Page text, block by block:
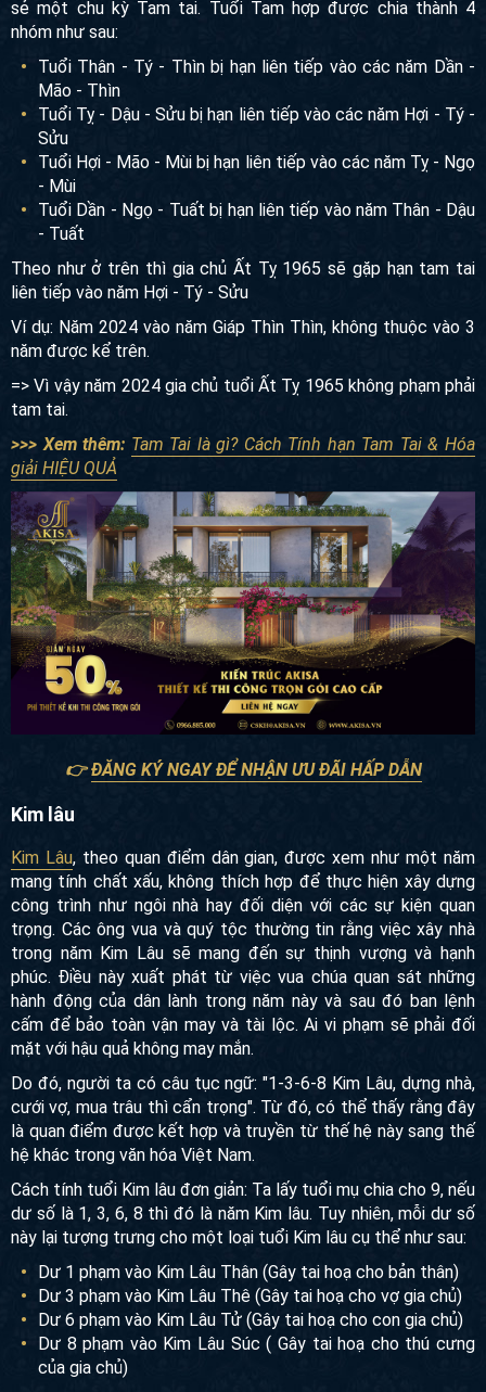
sẻ một chu kỳ Tam tai. Tuổi Tam hợp được chia thành 4
nhóm như sau:
Tuổi Thân - Tý - Thìn bị hạn liên tiếp vào các năm Dần -
Mão - Thìn
Tuổi Tỵ - Dậu - Sửu bị hạn liên tiếp vào các năm Hợi - Tý -
Sửu
Tuổi Hợi - Mão - Mùi bị hạn liên tiếp vào các năm Tỵ - Ngọ
- Mùi
Tuổi Dần - Ngọ - Tuất bị hạn liên tiếp vào năm Thân - Dậu
- Tuất
Theo như ở trên thì gia chủ Ất Tỵ 1965 sẽ gặp hạn tam tai
liên tiếp vào năm Hợi - Tý - Sửu
Ví dụ: Năm 2024 vào năm Giáp Thìn Thìn, không thuộc vào 3
năm được kể trên.
=> Vì vậy năm 2024 gia chủ tuổi Ất Tỵ 1965 không phạm phải
tam tai.
>>> Xem thêm: Tam Tai là gì? Cách Tính hạn Tam Tai & Hóa
giải HIỆU QUẢ
👉ĐĂNG KÝ NGAY ĐỂ NHẬN ƯU ĐÃI HẤP DẪN
Kim lâu
Kim Lâu, theo quan điểm dân gian, được xem như một năm
mang tính chất xấu, không thích hợp để thực hiện xây dựng
công trình như ngôi nhà hay đối diện với các sự kiện quan
trọng. Các ông vua và quý tộc thường tin rằng việc xây nhà
trong năm Kim Lâu sẽ mang đến sự thịnh vượng và hạnh
phúc. Điều này xuất phát từ việc vua chúa quan sát những
hành động của dân lành trong năm này và sau đó ban lệnh
cấm để bảo toàn vận may và tài lộc. Ai vi phạm sẽ phải đối
mặt với hậu quả không may mắn.
Do đó, người ta có câu tục ngữ: "1-3-6-8 Kim Lâu, dựng nhà,
cưới vợ, mua trâu thì cẩn trọng". Từ đó, có thể thấy rằng đây
là quan điểm được kết hợp và truyền từ thế hệ này sang thế
hệ khác trong văn hóa Việt Nam.
Cách tính tuổi Kim lâu đơn giản: Ta lấy tuổi mụ chia cho 9, nếu
dư số là 1, 3, 6, 8 thì đó là năm Kim lâu. Tuy nhiên, mỗi dư số
này lại tượng trưng cho một loại tuổi Kim lâu cụ thể như sau:
Dư 1 phạm vào Kim Lâu Thân (Gây tai hoạ cho bản thân)
Dư 3 phạm vào Kim Lâu Thê (Gây tai hoạ cho vợ gia chủ)
Dư 6 phạm vào Kim Lâu Tử (Gây tai hoạ cho con gia chủ)
Dư 8 phạm vào Kim Lâu Súc ( Gây tai hoạ cho thú cưng
của gia chủ)